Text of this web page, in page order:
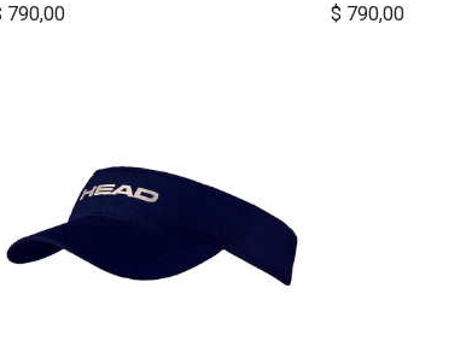
790,00
$ 790,00